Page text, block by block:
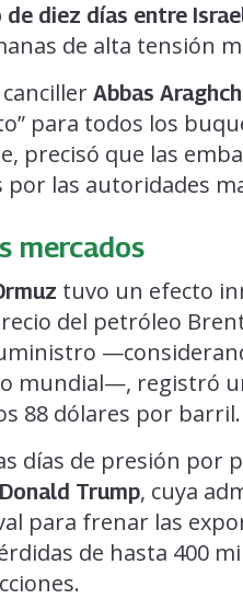
diez días entre
de alta tensión
Abbas
para todos los
precisó que las
las autoridades
mercados
tuvo un efecto
del petróleo
mundial—, registró
88 dólares por barril.
días de presión por
Donald Trump, cuya
para frenar las
de hasta 400